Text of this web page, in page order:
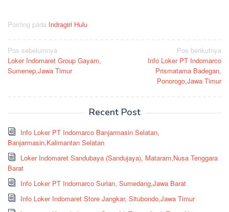
Posting pada Indragiri Hulu
Navigasi
pos
Pos sebelumnya
Loker Indomaret Group Gayam,
Sumenep,Jawa Timur
Pos berikutnya
Info Loker PT Indomarco
Prismatama Badegan,
Ponorogo,Jawa Timur
Recent Post
Info Loker PT Indomarco Banjarmasin Selatan,
Banjarmasin,Kalimantan Selatan
Loker Indomaret Sandubaya (Sandujaya), Mataram,Nusa Tenggara
Barat
Info Loker PT Indomarco Surian, Sumedang,Jawa Barat
Info Loker Indomaret Store Jangkar, Situbondo,Jawa Timur